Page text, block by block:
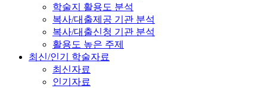
학술지 활용도 분석
복사/대출제공 기관 분석
복사/대출신청 기관 분석
활용도 높은 주제
최신/인기 학술자료
최신자료
인기자료